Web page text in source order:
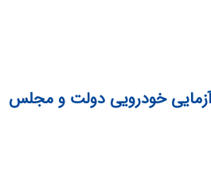
خودرویی دولت و مجلس